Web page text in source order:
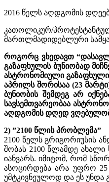
2016 წელს აღდგომის
კათოლიკურ/
მართლმადიდებლური
როგორც ვხედავთ
გაზაფხულის ბუნიობად
ასტრონომიული
აპრილს შორისაა (23
ბუნიობის შემდეგ არ
სავსემთვარეობაა
აღდგომის დღედ
2) ”2100 წლის პრობლემა”
2100 წელს გრიგორიუსის
შობას 2100 წლამდე ახალი
იანვარს. იმიტომ, რომ
ასოცირდება არა უფრო 25
უმტკივნეულოდ და ეს უნდა